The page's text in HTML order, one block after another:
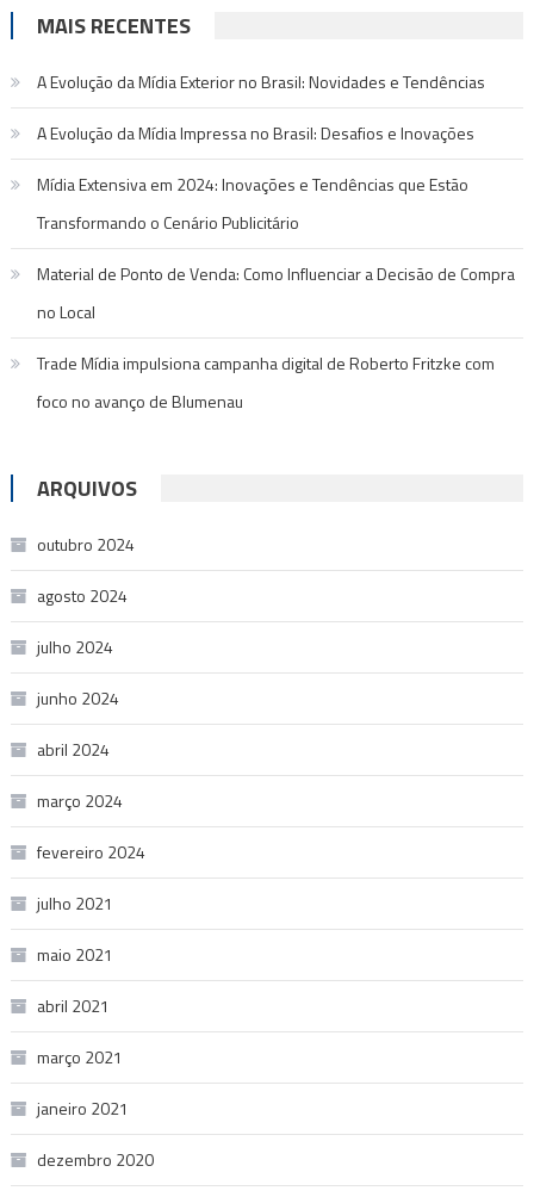
MAIS RECENTES
A Evolução da Mídia Exterior no Brasil: Novidades e Tendências
A Evolução da Mídia Impressa no Brasil: Desafios e Inovações
Mídia Extensiva em 2024: Inovações e Tendências que Estão
Transformando o Cenário Publicitário
Material de Ponto de Venda: Como Influenciar a Decisão de Compra
no Local
Trade Mídia impulsiona campanha digital de Roberto Fritzke com
foco no avanço de Blumenau
ARQUIVOS
outubro 2024
agosto 2024
julho 2024
junho 2024
abril 2024
março 2024
fevereiro 2024
julho 2021
maio 2021
abril 2021
março 2021
janeiro 2021
dezembro 2020